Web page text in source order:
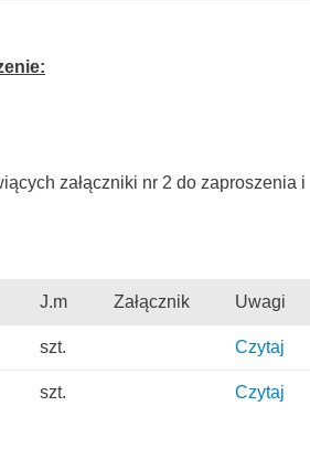
załączniki nr 2 do zaproszenia i
J.m Załącznik Uwagi
szt. Czytaj
szt. Czytaj